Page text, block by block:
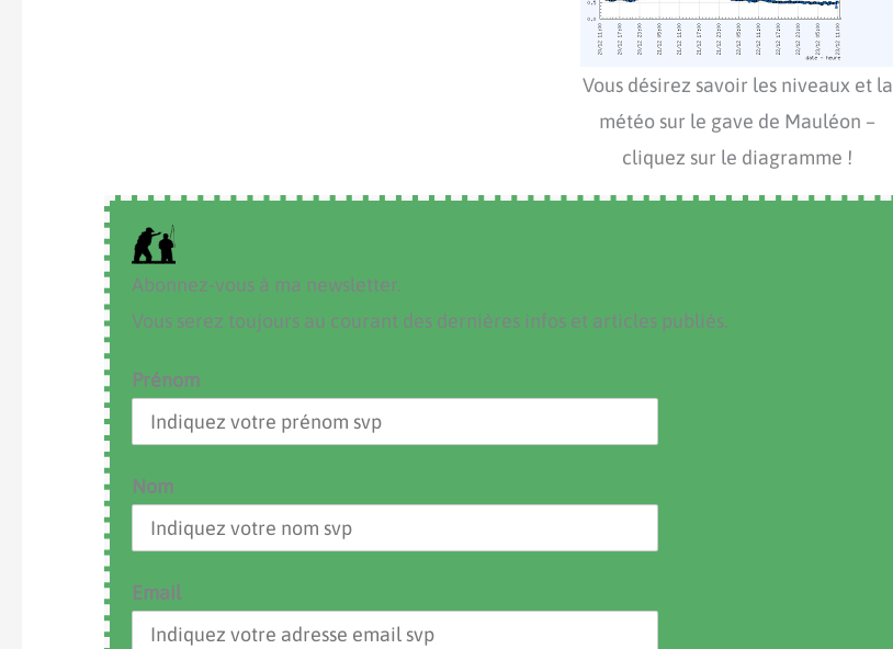
Vous désirez savoir les niveaux et la
météo sur le gave de Mauléon –
cliquez sur le diagramme !
Abonnez-vous à ma newsletter.
Vous serez toujours au courant des dernières infos et articles publiés.
Prénom
Nom
Email